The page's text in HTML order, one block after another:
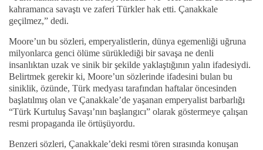
kahramanca savaştı ve zaferi Türkler hak etti. Çanakkale
geçilmez,” dedi.
Moore’un bu sözleri, emperyalistlerin, dünya egemenliği uğruna
milyonlarca genci ölüme sürüklediği bir savaşa ne denli
insanlıktan uzak ve sinik bir şekilde yaklaştığının yalın ifadesiydi.
Belirtmek gerekir ki, Moore’un sözlerinde ifadesini bulan bu
siniklik, özünde, Türk medyası tarafından haftalar öncesinden
başlatılmış olan ve Çanakkale’de yaşanan emperyalist barbarlığı
“Türk Kurtuluş Savaşı’nın başlangıcı” olarak göstermeye çalışan
resmi propaganda ile örtüşüyordu.
Benzeri sözleri, Çanakkale’deki resmi tören sırasında konuşan